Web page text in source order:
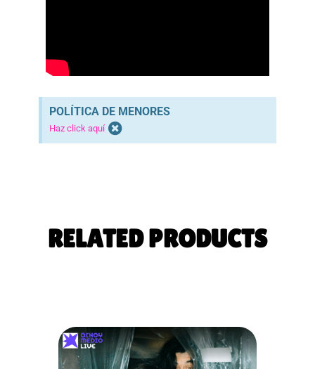
POLÍTICA DE MENORES
Haz click aquí
RELATED PRODUCTS